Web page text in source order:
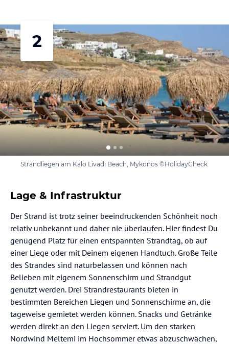
2
Strandliegen am Kalo Livadi Beach, Mykonos ©HolidayCheck
Lage & Infrastruktur
Der Strand ist trotz seiner beeindruckenden Schönheit noch
relativ unbekannt und daher nie überlaufen. Hier findest Du
genügend Platz für einen entspannten Strandtag, ob auf
einer Liege oder mit Deinem eigenen Handtuch. Große Teile
des Strandes sind naturbelassen und können nach
Belieben mit eigenem Sonnenschirm und Strandgut
genutzt werden. Drei Strandrestaurants bieten in
bestimmten Bereichen Liegen und Sonnenschirme an, die
tageweise gemietet werden können. Snacks und Getränke
werden direkt an den Liegen serviert. Um den starken
Nordwind Meltemi im Hochsommer etwas abzuschwächen,